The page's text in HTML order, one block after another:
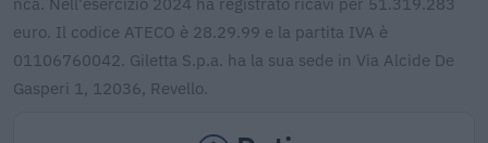
euro. Il codice ATECO è 28.29.99 e la partita IVA è
01106760042. Giletta S.p.a. ha la sua sede in Via Alcide De
Gasperi 1, 12036, Revello.